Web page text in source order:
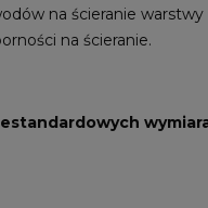
na ścieranie
na ścieranie.